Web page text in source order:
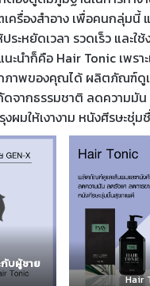
ครื่องสำอาง เพื่อคนกลุ่มนี้
ระหยัดเวลา รวดเร็ว และใช้
ะนำก็คือ Hair Tonic เพรา
ภาพของคุณได้ ผลิตภัณฑ์ดู
ดจากธรรมชาติ ลดความมั
งผมให้เงางาม หนังศีรษะชุ่
กับผู้ชาย
Hair